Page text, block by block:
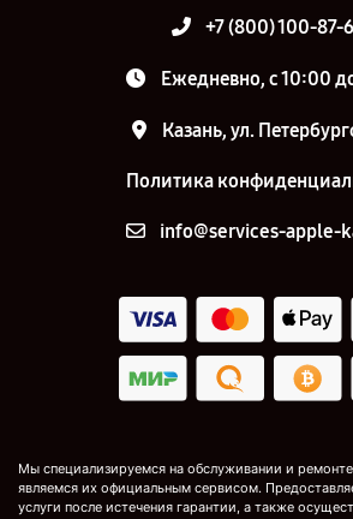
+7 (800) 100-87-
Ежедневно, с 10:00
Казань, ул.
Политика
info@services-apple-
Мы специализируемся на обслуживании и
являемся их официальным сервисом.
услуги после истечения гарантии, а также